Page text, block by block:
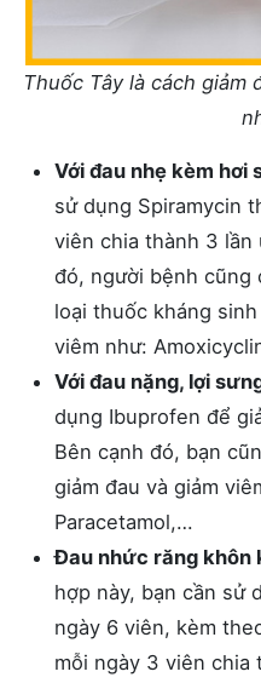
Thuốc Tây là cách giảm
Với đau nhẹ kèm hơi
sử dụng Spiramycin
viên chia thành 3 lần
đó, người bệnh cũng
loại thuốc kháng
viêm như:
Với đau nặng, lợi
dụng Ibuprofen để
Bên cạnh đó, bạn
giảm đau và giảm
Paracetamol,…
Đau nhức răng khôn
hợp này, bạn cần sử
ngày 6 viên, kèm
mỗi ngày 3 viên chia